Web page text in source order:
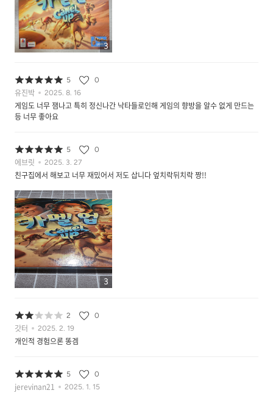
3
5 0
유진박 2025. 8. 16
게임도 너무 잼나고 특히 정신나간 낙타들로인해 게임의 향방을 알수 없게 만드는
등 너무 좋아요
5 0
에브릿 2025. 3. 27
친구집에서 해보고 너무 재밌어서 저도 삽니다 엎치락뒤치락 짱!!
3
2 0
갓터 2025. 2. 19
개인적 경험으론 똥겜
5 0
jerevinan21 2025. 1. 15